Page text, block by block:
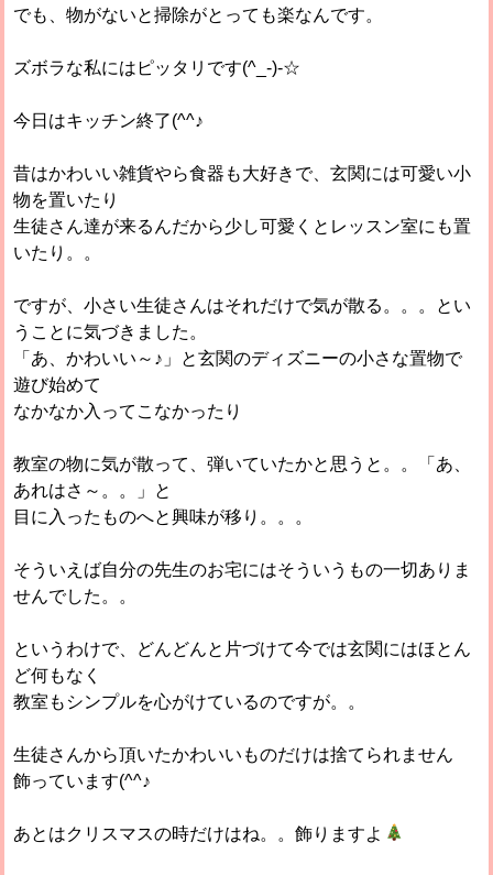
でも、物がないと掃除がとっても楽なんです。
ズボラな私にはピッタリです(^_-)-☆
今日はキッチン終了(^^♪
昔はかわいい雑貨やら食器も大好きで、玄関には可愛い小
物を置いたり
生徒さん達が来るんだから少し可愛くとレッスン室にも置
いたり。。
ですが、小さい生徒さんはそれだけで気が散る。。。とい
うことに気づきました。
「あ、かわいい～♪」と玄関のディズニーの小さな置物で
遊び始めて
なかなか入ってこなかったり
教室の物に気が散って、弾いていたかと思うと。。「あ、
あれはさ～。。」と
目に入ったものへと興味が移り。。。
そういえば自分の先生のお宅にはそういうもの一切ありま
せんでした。。
というわけで、どんどんと片づけて今では玄関にはほとん
ど何もなく
教室もシンプルを心がけているのですが。。
生徒さんから頂いたかわいいものだけは捨てられません
飾っています(^^♪
あとはクリスマスの時だけはね。。飾りますよ